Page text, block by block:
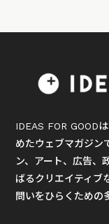
IDEAS FOR GOOD
めたウェブマガジン
ン、アート、広告、
ばるクリエイティブ
問いをひらくための